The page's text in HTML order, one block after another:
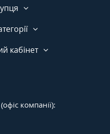
кабінет
компанії):